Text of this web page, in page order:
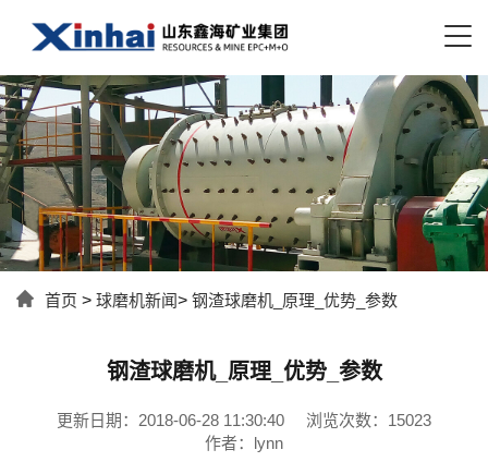
首页 > 球磨机新闻> 钢渣球磨机_原理_优势_参数
钢渣球磨机_原理_优势_参数
更新日期：2018-06-28 11:30:40
浏览次数：15023
作者：lynn